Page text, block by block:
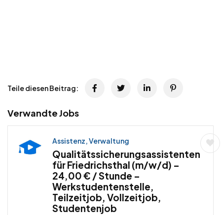
Teile diesen Beitrag:
Verwandte Jobs
Assistenz, Verwaltung
Qualitätssicherungsassistenten
für Friedrichsthal (m/w/d) –
24,00 € / Stunde –
Werkstudentenstelle,
Teilzeitjob, Vollzeitjob,
Studentenjob